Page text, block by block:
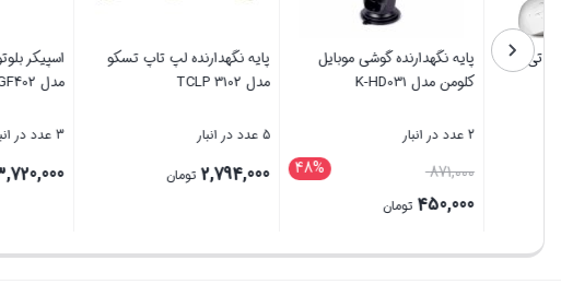
مودم روتر ADSL2 Plus تی پی
5,400,000 تومان
بستن
پایه نگهدارنده گوشی موبایل
کلومن مدل K-HD031
48% 871,000
قیمت
بود.
بستن
پایه نگهدارنده لپ
2,794,000 تومان
بستن